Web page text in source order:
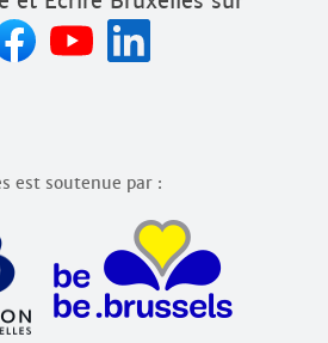
est soutenue par :